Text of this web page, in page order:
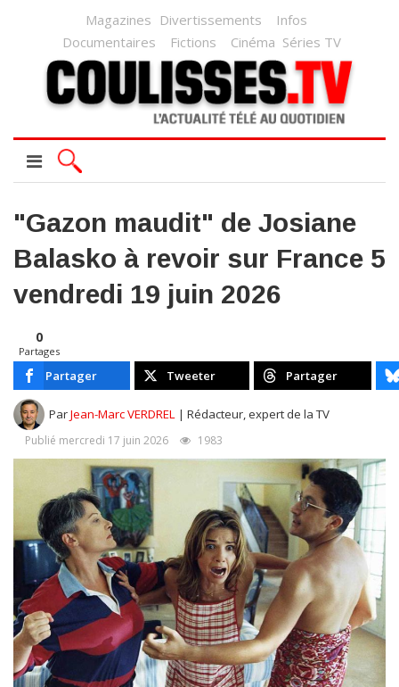
Magazines Divertissements
Infos
Documentaires
Fictions Cinéma Séries TV
"Gazon maudit" de Josiane
Balasko à revoir sur France 5
vendredi 19 juin 2026
0
Partages
Partager Tweeter Partager
ParJean-Marc VERDREL | Rédacteur, expert de la TV
Publié mercredi 17 juin 2026 1983